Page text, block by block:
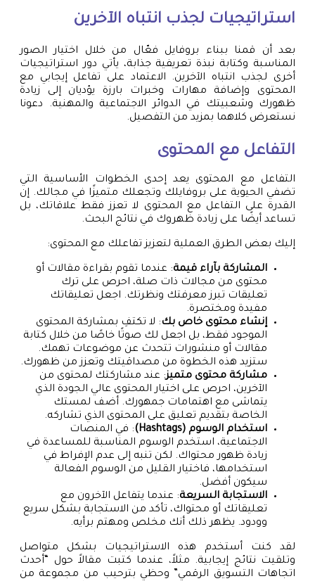
استراتيجيات لجذب انتباه الآخرين
بعد أن قمنا ببناء بروفايل فعّال من خلال اختيار الصور
المناسبة وكتابة نبذة تعريفية جذابة، يأتي دور استراتيجيات
أخرى لجذب انتباه الآخرين. الاعتماد على تفاعل إيجابي مع
المحتوى وإضافة مهارات وخبرات بارزة يؤديان إلى زيادة
ظهورك وشعبيتك في الدوائر الاجتماعية والمهنية. دعونا
نستعرض كلاهما بمزيد من التفصيل.
التفاعل مع المحتوى
التفاعل مع المحتوى يعد إحدى الخطوات الأساسية التي
تضفي الحيوية على بروفايلك وتجعلك متميزًا في مجالك. إن
القدرة على التفاعل مع المحتوى لا تعزز فقط علاقاتك، بل
تساعد أيضًا على زيادة ظهروك في نتائج البحث.
إليك بعض الطرق العملية لتعزيز تفاعلك مع المحتوى:
المشاركة بآراء قيمة: عندما تقوم بقراءة مقالات أو
محتوى من مجالات ذات صلة، احرص على ترك
تعليقات تبرز معرفتك ونظرتك. اجعل تعليقاتك
مفيدة ومختصرة.
إنشاء محتوى خاص بك: لا تكتفِ بمشاركة المحتوى
الموجود فقط، بل اجعل لك صوتًا خاصًا من خلال كتابة
مقالات أو منشورات تتحدث عن موضوعات تهمك.
ستزيد هذه الخطوة من مصداقيتك وتعزز من ظهورك.
مشاركة محتوى متميز: عند مشاركتك لمحتوى من
الآخرين، احرص على اختيار المحتوى عالي الجودة الذي
يتماشى مع اهتمامات جمهورك. أضف لمستك
الخاصة بتقديم تعليق على المحتوى الذي تشاركه.
استخدام الوسوم (Hashtags)
: في المنصات
الاجتماعية، استخدم الوسوم المناسبة للمساعدة في
زيادة ظهور محتواك. لكن تنبه إلى عدم الإفراط في
استخدامها، فاختيار القليل من الوسوم الفعالة
سيكون أفضل.
الاستجابة السريعة: عندما يتفاعل الآخرون مع
تعليقاتك أو محتواك، تأكد من الاستجابة بشكل سريع
وودود. يظهر ذلك أنك مخلص ومهتم برأيه.
لقد كنت أستخدم هذه الاستراتيجيات بشكل متواصل
وتلقيت نتائج إيجابية. مثلاً، عندما كتبت مقالاً حول “أحدث
اتجاهات التسويق الرقمي” وحظي بترحيب من مجموعة من